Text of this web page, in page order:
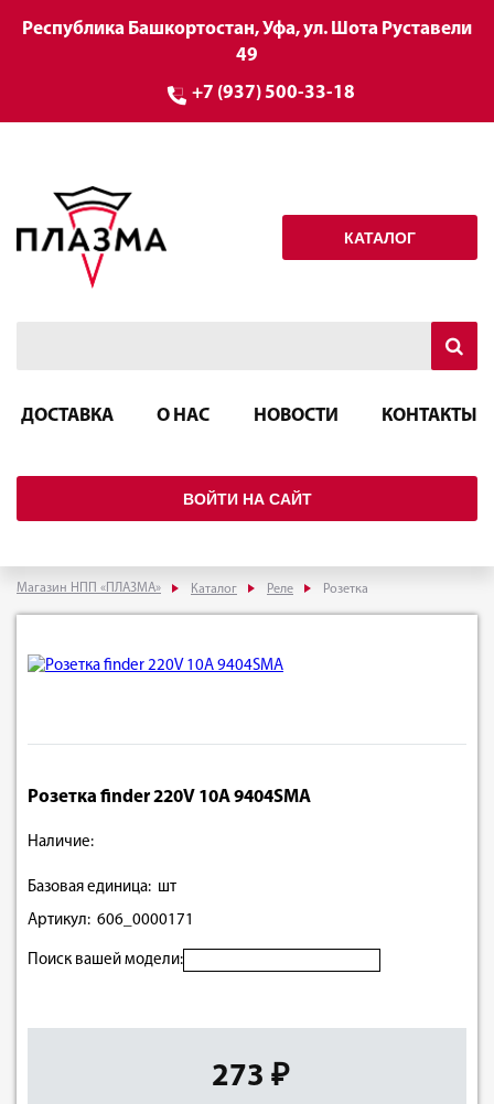
Республика Башкортостан, Уфа, ул. Шота Руставели
49
+7 (937) 500-33-18
КАТАЛОГ
ДОСТАВКА О НАС НОВОСТИ КОНТАКТЫ
ВОЙТИ НА САЙТ
Магазин НПП «ПЛАЗМА» Каталог Реле Розетка
Розетка finder 220V 10А 9404SMA
Наличие:
Базовая единица: шт
Артикул: 606_0000171
Поиск вашей модели:
273 ₽